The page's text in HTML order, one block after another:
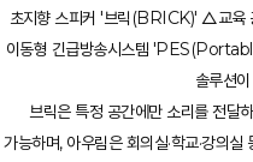
초지향 스피커 '브릭(BRICK)' △교
이동형 긴급방송시스템
솔루션
브릭은 특정 공간에만 소리를 전달
가능하며, 아우림은 회의실·학교·강의